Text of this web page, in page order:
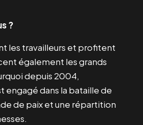
?
les travailleurs et profitent
également les grands
depuis 2004,
engagé dans la bataille de
de paix et une répartition